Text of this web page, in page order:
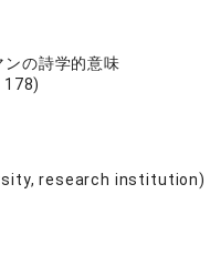
の詩学的意味
research institution)